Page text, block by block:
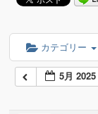
カテゴリー
5月 2025